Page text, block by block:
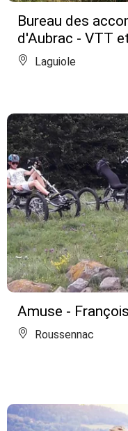
Bureau des
d'Aubrac - VTT
Laguiole
Amuse -
Roussennac